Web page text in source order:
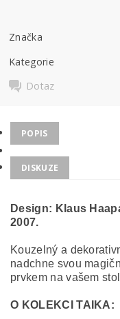
Značka
Kategorie
Dotaz
POPIS
DISKUZE
Design: Klaus
2007.
Kouzelný a
nadchne svou
prvkem na vašem
O KOLEKCI TAIKA: